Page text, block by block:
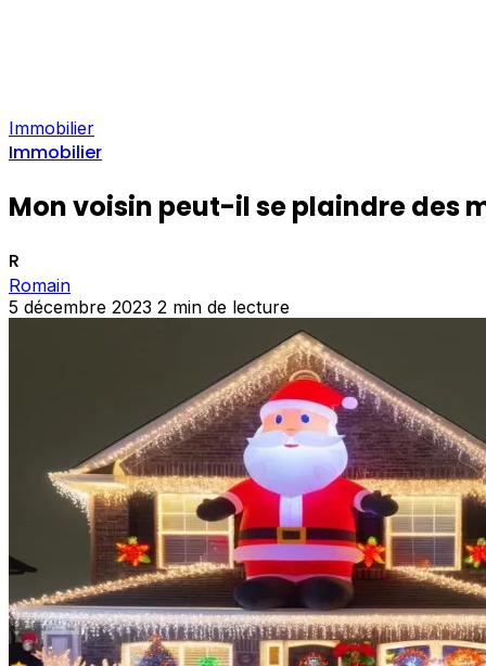
Immobilier
Immobilier
Mon voisin peut-il se plaindre des
R
Romain
5 décembre 2023 2 min de lecture